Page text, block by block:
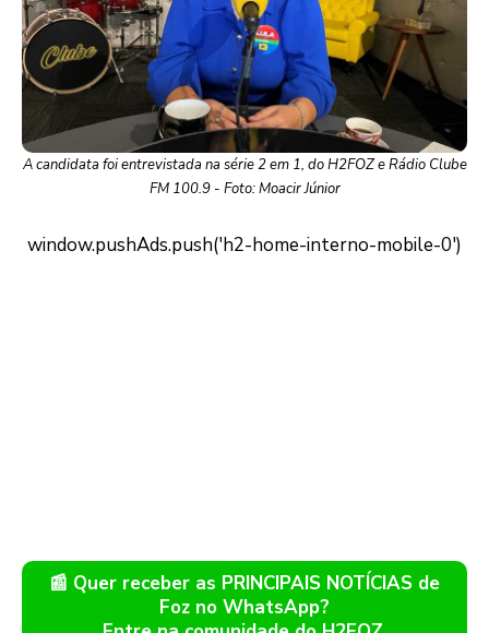
A candidata foi entrevistada na série 2 em 1, do H2FOZ e Rádio Clube
FM 100.9 - Foto: Moacir Júnior
📰 Quer receber as PRINCIPAIS NOTÍCIAS de
Foz no WhatsApp?